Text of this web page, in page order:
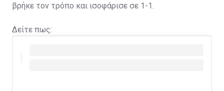
βρήκε τον τρόπο και ισοφάρισε σε 1-1.
Δείτε πως: